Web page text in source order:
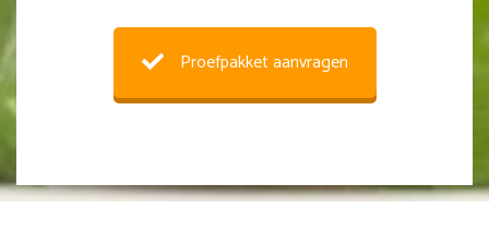
Proefpakket aanvragen